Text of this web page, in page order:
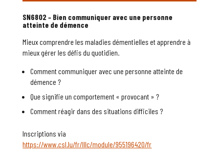
SN6802 – Bien communiquer avec une personne
atteinte de démence
Mieux comprendre les maladies démentielles et apprendre à
mieux gérer les défis du quotidien.
Comment communiquer avec une personne atteinte de
démence ?
Que signifie un comportement « provocant » ?
Comment réagir dans des situations difficiles ?
Inscriptions via
https://www.csl.lu/fr/lllc/module/955196420/fr